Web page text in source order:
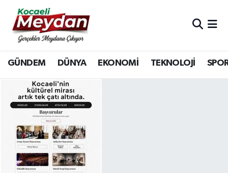
GÜNDEM DÜNYA EKONOMİ TEKNOLOJİ
Nöbetçi Eczaneler
Hava Durumu
Trafik Durumu
Süper Lig Puan Durumu ve Fikstür
Tüm Manşetler
Son Dakika Haberleri